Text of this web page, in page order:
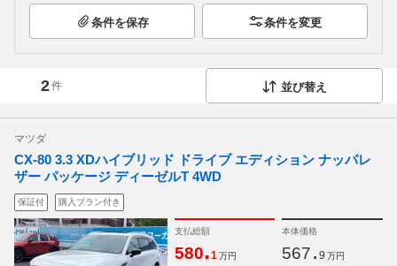
条件を保存 条件を変更
2件 並び替え
マツダ
CX-80 3.3 XDハイブリッド ドライブ エディション ナッパレ
ザー パッケージ ディーゼルT 4WD
保証付 購入プラン付き
支払総額
580.1 万円
本体価格
567. 9 万円